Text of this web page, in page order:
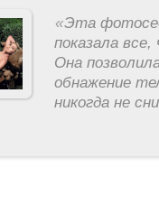
«Эта
показала
Она
обнажение
никогда не